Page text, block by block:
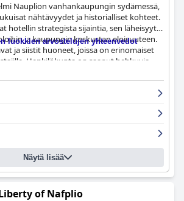
Nauplion vanhankaupungin sydämessä,
nähtävyydet ja historialliset kohteet.
hotellin strategista sijaintia, sen läheisyyttä
ja kaupungin keskustan eloisuuteen.
ja siistit huoneet, joissa on erinomaiset
on saanut hehkuvia
erinomaisesta asiakaspalvelusta ja
Asiakkaat ylistävät hotellin erinomaista
runsaaksi, herkulliseksi ja anteliaaksi.
puhtauteen ja Covid-herkkyyteen
Vaikka joillakin asiakkailla oli
sängyistä, yleisesti ottaen hotellin
olevan mukava valinta hyviin yöuniin.
sijaintinsa, historiallisen
vieraanvaraisuutensa ansiosta -
jokaiselle matkailijalle, joka
kauniin kaupungin rikkaan historian ja
luokkien arvostelujen yhteenvedot
Näytä lisää
of Nafplio